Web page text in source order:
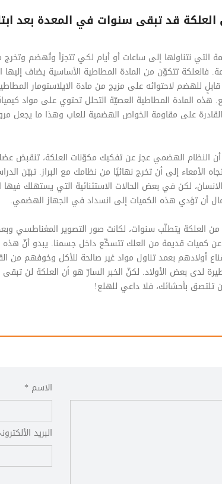
قد تبقى سنوات في المعدة بعد
التي نتناولها إلى ساعات أو أيام لكي تتجزأ وتُهضم
فالعلكة تتكوّن من المادة المطاطية الأساسية يضاف إليها
للهضم لاحتوائه على مزيج من مادة الايلاستومار
هذه المادة المطاطية العصيّة التحلل تحتوي على مواد
على مقاومة الخواص الهضمية للعاب وهذا ما يجعل
النظام الهضمي عجز عن تفكيك مكوّنات العلكة، تنقبض
الأمعاء إلى أن تخرج نهائيًا من نظامك مع البراز. تبيّن
لكن في بعض الحالات الاستثنائية التي يستهلك فيها
أن تؤدي هذه الكميات إلى انسداد في الجهاز الهضمي.
العلكة يتطلّب سنوات، لكانت صور التصوير المغناطسي
كميات قديمة من العلك تتسكّع داخل جسمنا. يبدو أنّ هذه
أولادهم بعمد تناول مواد غير صالحة للأكل وخوفهم
لدى بعض الأولاد. لكنّ الخبر السارّ هو أن العلكة لن
تلتصق بأحشائك، فلا داعي للهلع!
الاسم *
البريد